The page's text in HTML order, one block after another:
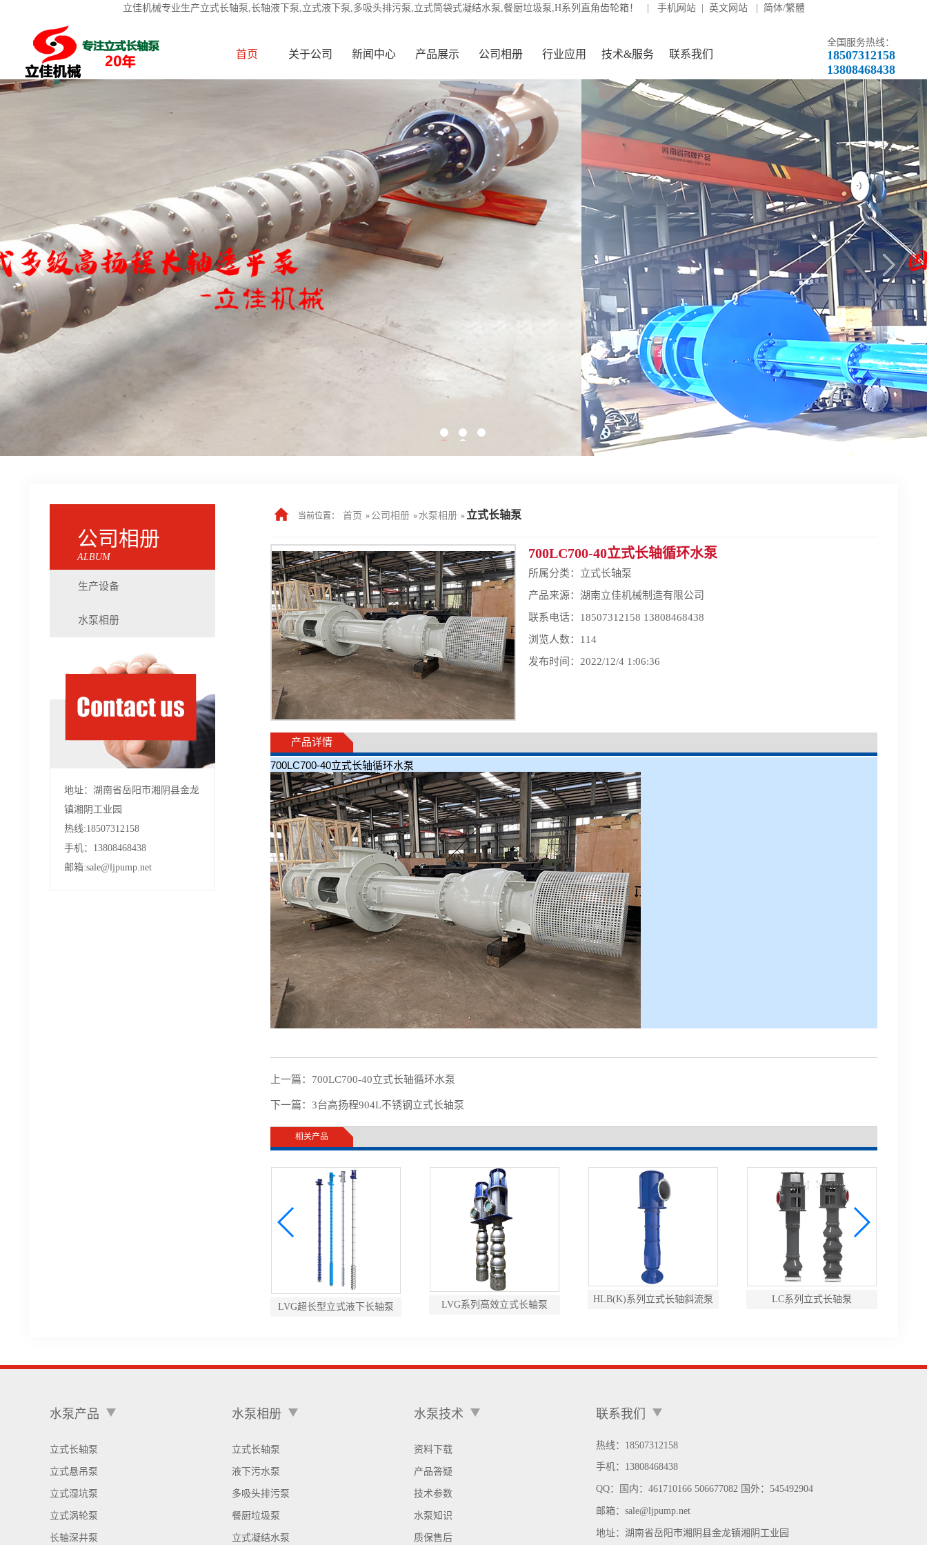
立佳机械专业生产立式长轴泵,长轴液下泵,立式液下泵,多吸头排污泵,立式筒袋式凝结水泵,餐厨垃圾泵,H系列直角齿轮箱！ | 手机网站| 英文网站| 简体/繁體
首页 关于公司 新闻中心 产品展示 公司相册 行业应用 技术&服务 联系我们
全国服务热线：
18507312158
13808468438
公司相册
ALBUM
生产设备
水泵相册
地址：湖南省岳阳市湘阴县金龙
镇湘阴工业园
热线:18507312158
手机：13808468438
邮箱:sale@ljpump.net
当前位置： 首页 » 公司相册 » 水泵相册 » 立式长轴泵
700LC700-40立式长轴循环水泵
所属分类： 立式长轴泵
产品来源：湖南立佳机械制造有限公司
联系电话：18507312158 13808468438
浏览人数： 114
发布时间：2022/12/4 1:06:36
产品详情
700LC700-40立式长轴循环水泵
上一篇： 700LC700-40立式长轴循环水泵
下一篇： 3台高扬程904L不锈钢立式长轴泵
相关产品
LVG超长型立式液下长轴泵 LVG系列高效立式长轴泵
HLB(K)系列立式长轴斜流泵 LC系列立式长轴泵
水泵产品
立式长轴泵
立式悬吊泵
立式湿坑泵
立式涡轮泵
长轴深井泵
水泵相册
立式长轴泵
液下污水泵
多吸头排污泵
餐厨垃圾泵
立式凝结水泵
水泵技术
资料下载
产品答疑
技术参数
水泵知识
质保售后
联系我们
热线：18507312158
手机： 13808468438
QQ： 国内：461710166 506677082 国外：545492904
邮箱： sale@ljpump.net
地址： 湖南省岳阳市湘阴县金龙镇湘阴工业园